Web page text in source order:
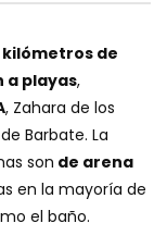
kilómetros de
a playas,
, Zahara de los
Barbate. La
son de arena
en la mayoría de
el baño.